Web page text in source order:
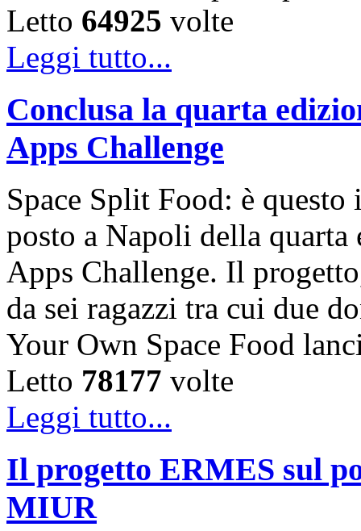
Letto 64925 volte
Leggi tutto...
Conclusa la quarta
Apps Challenge
Space Split Food: è
posto a Napoli della quarta
Apps Challenge. Il
da sei ragazzi tra cui due
Your Own Space Food
Letto 78177 volte
Leggi tutto...
Il progetto ERMES sul
MIUR